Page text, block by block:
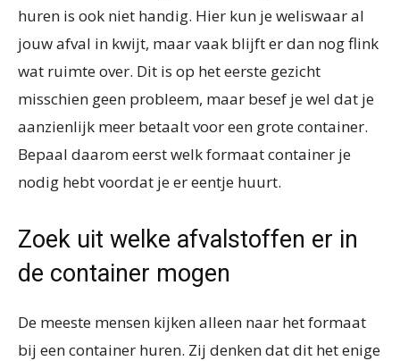
huren is ook niet handig. Hier kun je weliswaar al
jouw afval in kwijt, maar vaak blijft er dan nog flink
wat ruimte over. Dit is op het eerste gezicht
misschien geen probleem, maar besef je wel dat je
aanzienlijk meer betaalt voor een grote container.
Bepaal daarom eerst welk formaat container je
nodig hebt voordat je er eentje huurt.
Zoek uit welke afvalstoffen er in
de container mogen
De meeste mensen kijken alleen naar het formaat
bij een container huren. Zij denken dat dit het enige